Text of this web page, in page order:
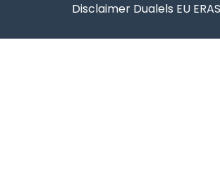
Disclaimer Dualels EU